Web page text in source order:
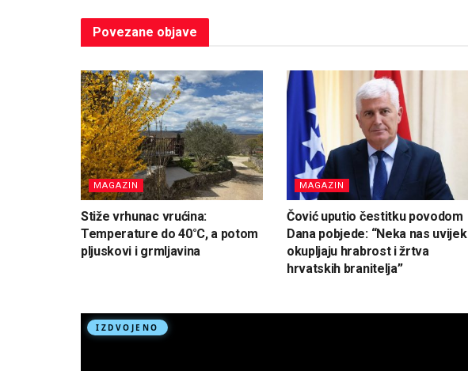
Povezane objave
MAGAZIN
Stiže vrhunac vrućina:
Temperature do 40°C, a potom
pljuskovi i grmljavina
MAGAZIN
Čović uputio čestitku povodom
Dana pobjede: “Neka nas uvijek
okupljaju hrabrost i žrtva
hrvatskih branitelja”